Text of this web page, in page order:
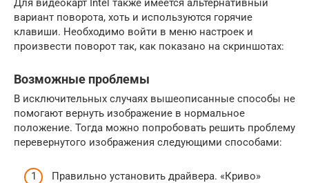
Для видеокарт Intel также имеется альтернативный
вариант поворота, хоть и используются горячие
клавиши. Необходимо войти в меню настроек и
произвести поворот так, как показано на скриншотах:
Возможные проблемы
В исключительных случаях вышеописанные способы не
помогают вернуть изображение в нормальное
положение. Тогда можно попробовать решить проблему
перевернутого изображения следующими способами:
Правильно установить драйвера. «Криво»